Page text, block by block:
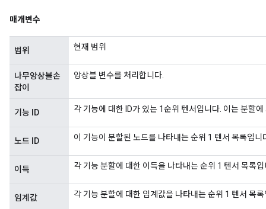
매개변수
범위 현재 범위
나무앙상블손
잡이
앙상블 변수를 처리합니다.
기능 ID 각 기능에 대한 ID가 있는 1순위 텐서입니다. 이는 분할
노드 ID 이 기능이 분할된 노드를 나타내는 순위 1 텐서 목록입니
이득 각 기능 분할에 대한 이득을 나타내는 순위 1 텐서 목록입
임계값 각 기능 분할에 대한 임계값을 나타내는 순위 1 텐서 목